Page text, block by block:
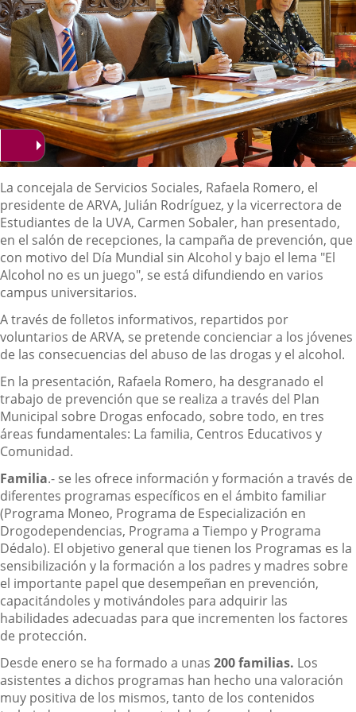
Descripción
La concejala de Servicios Sociales, Rafaela Romero, el
presidente de ARVA, Julián Rodríguez, y la vicerrectora de
Estudiantes de la UVA, Carmen Sobaler, han presentado,
en el salón de recepciones, la campaña de prevención, que
con motivo del Día Mundial sin Alcohol y bajo el lema "El
Alcohol no es un juego", se está difundiendo en varios
campus universitarios.
A través de folletos informativos, repartidos por
voluntarios de ARVA, se pretende concienciar a los jóvenes
de las consecuencias del abuso de las drogas y el alcohol.
En la presentación, Rafaela Romero, ha desgranado el
trabajo de prevención que se realiza a través del Plan
Municipal sobre Drogas enfocado, sobre todo, en tres
áreas fundamentales: La familia, Centros Educativos y
Comunidad.
Familia.- se les ofrece información y formación a través de
diferentes programas específicos en el ámbito familiar
(Programa Moneo, Programa de Especialización en
Drogodependencias, Programa a Tiempo y Programa
Dédalo). El objetivo general que tienen los Programas es la
sensibilización y la formación a los padres y madres sobre
el importante papel que desempeñan en prevención,
capacitándoles y motivándoles para adquirir las
habilidades adecuadas para que incrementen los factores
de protección.
Desde enero se ha formado a unas 200 familias. Los
asistentes a dichos programas han hecho una valoración
muy positiva de los mismos, tanto de los contenidos